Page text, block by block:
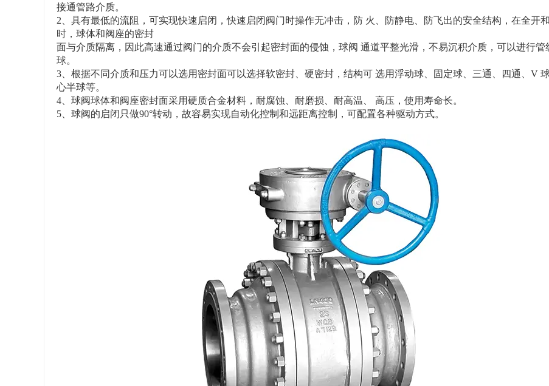
接通管路介质。
2、具有最低的流阻，可实现快速启闭，快速启闭阀门时操作无冲击，防 火、防静电、防飞出的安全结构，在全开
时，球体和阀座的密封
面与介质隔离，因此高速通过阀门的介质不会引起密封面的侵蚀，球阀 通道平整光滑，不易沉积介质，可以进行管
球。
3、根据不同介质和压力可以选用密封面可以选择软密封、硬密封，结构可 选用浮动球、固定球、三通、四通、V
心半球等。
4、球阀球体和阀座密封面采用硬质合金材料，耐腐蚀、耐磨损、耐高温、 高压，使用寿命长。
5、球阀的启闭只做90°转动，故容易实现自动化控制和远距离控制，可配置各种驱动方式。